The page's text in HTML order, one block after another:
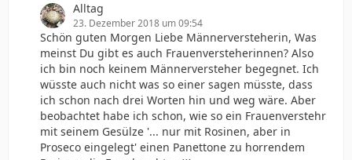
Alltag
23. Dezember 2018 um 09:54
Schön guten Morgen Liebe Männerversteherin, Was
meinst Du gibt es auch Frauenversteherinnen? Also
ich bin noch keinem Männerversteher begegnet. Ich
wüsste auch nicht was so einer sagen müsste, dass
ich schon nach drei Worten hin und weg wäre. Aber
beobachtet habe ich schon, wie so ein Frauenverstehr
mit seinem Gesülze '... nur mit Rosinen, aber in
Proseco eingelegt' einen Panettone zu horrendem